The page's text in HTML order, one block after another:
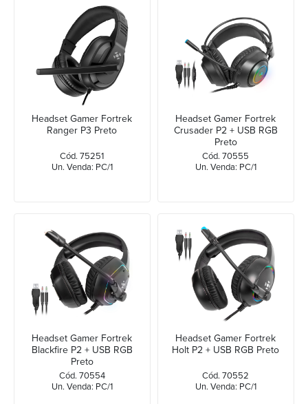
Headset Gamer Fortrek
Ranger P3 Preto
Cód. 75251
Un. Venda: PC/1
Headset Gamer Fortrek
Crusader P2 + USB RGB
Preto
Cód. 70555
Un. Venda: PC/1
Headset Gamer Fortrek
Blackfire P2 + USB RGB
Preto
Cód. 70554
Un. Venda: PC/1
Headset Gamer Fortrek
Holt P2 + USB RGB Preto
Cód. 70552
Un. Venda: PC/1